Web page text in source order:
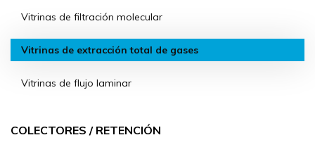
Vitrinas de filtración molecular
Vitrinas de extracción total de gases
Vitrinas de flujo laminar
COLECTORES / RETENCIÓN